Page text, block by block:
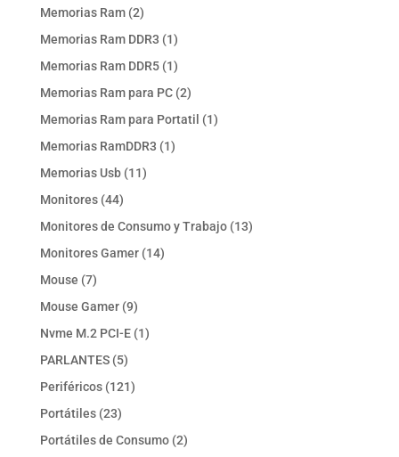
Memorias Ram 22
productos
Memorias Ram DDR3 11
producto
Memorias Ram DDR5 11
producto
Memorias Ram para PC 22
productos
Memorias Ram para Portatil 11
Memorias RamDDR3 11
Memorias Usb 1111
Monitores 4444
productos
Monitores de Consumo y Trabajo 1313
Monitores Gamer 1414
Mouse 77
productos
Mouse Gamer 99
productos
Nvme M.2 PCI-E 11
PARLANTES 55
productos
Periféricos 121121
Portátiles 2323
productos
Portátiles de Consumo 22